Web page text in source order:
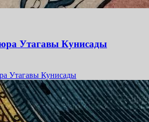
Утагавы Кунисады